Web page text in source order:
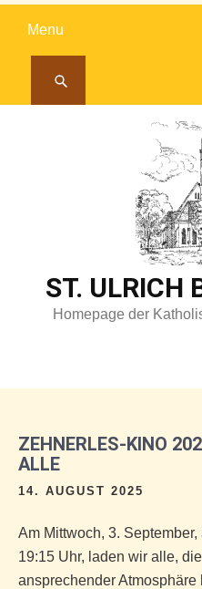
Menu
ST. ULRICH
Homepage der
ZEHNERLES-KINO
ALLE
14. AUGUST 2025
Am Mittwoch, 3.
19:15 Uhr, laden wir alle,
ansprechender